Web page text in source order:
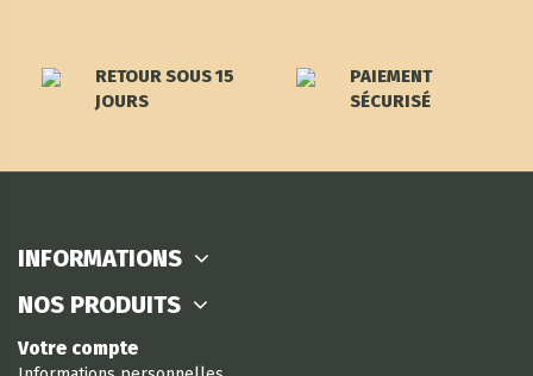
RETOUR SOUS 15
JOURS
PAIEMENT
SÉCURISÉ
INFORMATIONS
NOS PRODUITS
Votre compte